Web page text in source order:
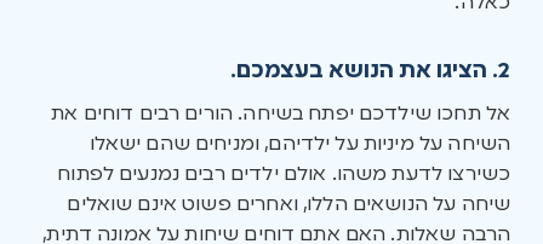
2. הציגו את הנושא בעצמכם.
אל תחכו שילדכם יפתח בשיחה. הורים רבים דוחים את
השיחה על מיניות על ילדיהם, ומניחים שהם ישאלו
כשירצו לדעת משהו. אולם ילדים רבים נמנעים לפתוח
שיחה על הנושאים הללו, ואחרים פשוט אינם שואלים
הרבה שאלות. האם אתם דוחים שיחות על אמונה דתית,